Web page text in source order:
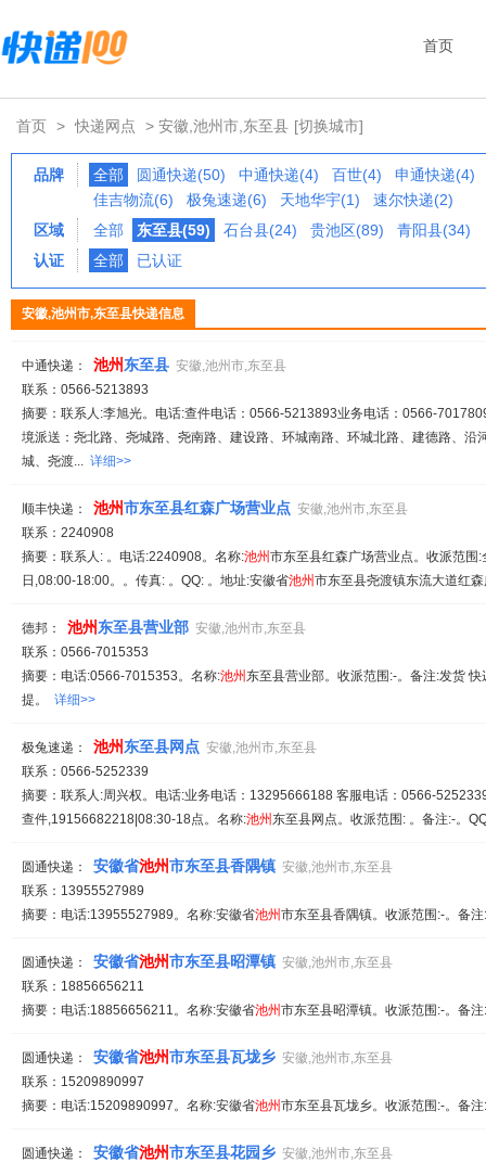
首页
首页 > 快递网点 > 安徽,池州市,东至县 [切换城市]
品牌 全部 圆通快递(50) 中通快递(4) 百世(4)
申通快递(4)
佳吉物流(6)
极兔速递(6) 天地华宇(1)
速尔快递(2)
区域
全部 东至县(59) 石台县(24) 贵池区(89)
青阳县(34)
认证
全部 已认证
安徽,池州市,东至县快递信息
中通快递： 池州东至县 安徽,池州市,东至县
联系：0566-5213893
摘要：联系人:李旭光。电话:查件电话：0566-5213893业务电话：0566-
境派送：尧北路、尧城路、尧南路、建设路、环城南路、环城北路、建德路、沿
城、尧渡... 详细>>
顺丰快递： 池州市东至县红森广场营业点 安徽,池州市,东至县
联系：2240908
摘要：联系人: 。电话:2240908。名称:池州市东至县红森广场营业点。收派范围
日,08:00-18:00。。传真: 。QQ: 。地址:安徽省池州市东至县尧渡镇东流大道红
德邦： 池州东至县营业部 安徽,池州市,东至县
联系：0566-7015353
摘要：电话:0566-7015353。名称:池州 东至县营业部。收派范围:-。备注:发货
提。 详细>>
极兔速递： 池州东至县网点 安徽,池州市,东至县
联系：0566-5252339
摘要：联系人:周兴权。电话:业务电话：13295666188 客服电话：0566-
查件,19156682218|08:30-18点。名称:池州 东至县网点。收派范围: 。备注:-。
圆通快递： 安徽省池州市东至县香隅镇 安徽,池州市,东至县
联系：13955527989
摘要：电话:13955527989。名称:安徽省池州市东至县香隅镇。收派范围:-。备
圆通快递： 安徽省池州市东至县昭潭镇 安徽,池州市,东至县
联系：18856656211
摘要：电话:18856656211。名称:安徽省池州市东至县昭潭镇。收派范围:-。备
圆通快递： 安徽省池州市东至县瓦垅乡 安徽,池州市,东至县
联系：15209890997
摘要：电话:15209890997。名称:安徽省池州市东至县瓦垅乡。收派范围:-。备
圆通快递： 安徽省池州市东至县花园乡 安徽,池州市,东至县